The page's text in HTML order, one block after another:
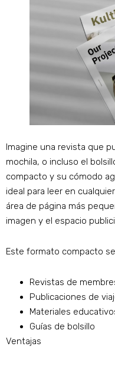
Imagine una revista que
mochila, o incluso el
compacto y su cómodo
ideal para leer en
área de página más
imagen y el espacio
Este formato compacto
Revistas de
Publicaciones de
Materiales
Guías de bolsillo
Ventajas